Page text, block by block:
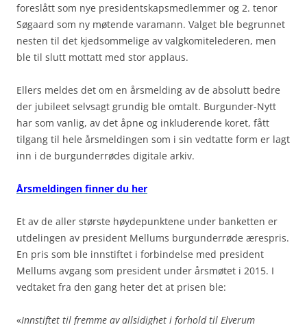
foreslått som nye presidentskapsmedlemmer og 2. tenor
Søgaard som ny møtende varamann. Valget ble begrunnet
nesten til det kjedsommelige av valgkomitelederen, men
ble til slutt mottatt med stor applaus.
Ellers meldes det om en årsmelding av de absolutt bedre
der jubileet selvsagt grundig ble omtalt. Burgunder-Nytt
har som vanlig, av det åpne og inkluderende koret, fått
tilgang til hele årsmeldingen som i sin vedtatte form er lagt
inn i de burgunderrødes digitale arkiv.
Årsmeldingen finner du her
Et av de aller største høydepunktene under banketten er
utdelingen av president Mellums burgunderrøde ærespris.
En pris som ble innstiftet i forbindelse med president
Mellums avgang som president under årsmøtet i 2015. I
vedtaket fra den gang heter det at prisen ble:
«Innstiftet til fremme av allsidighet i forhold til Elverum